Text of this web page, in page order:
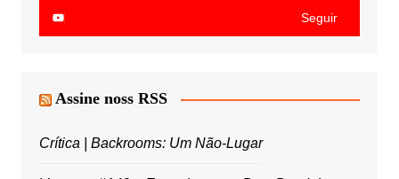
Seguir
Assine noss RSS
Crítica | Backrooms: Um Não-Lugar